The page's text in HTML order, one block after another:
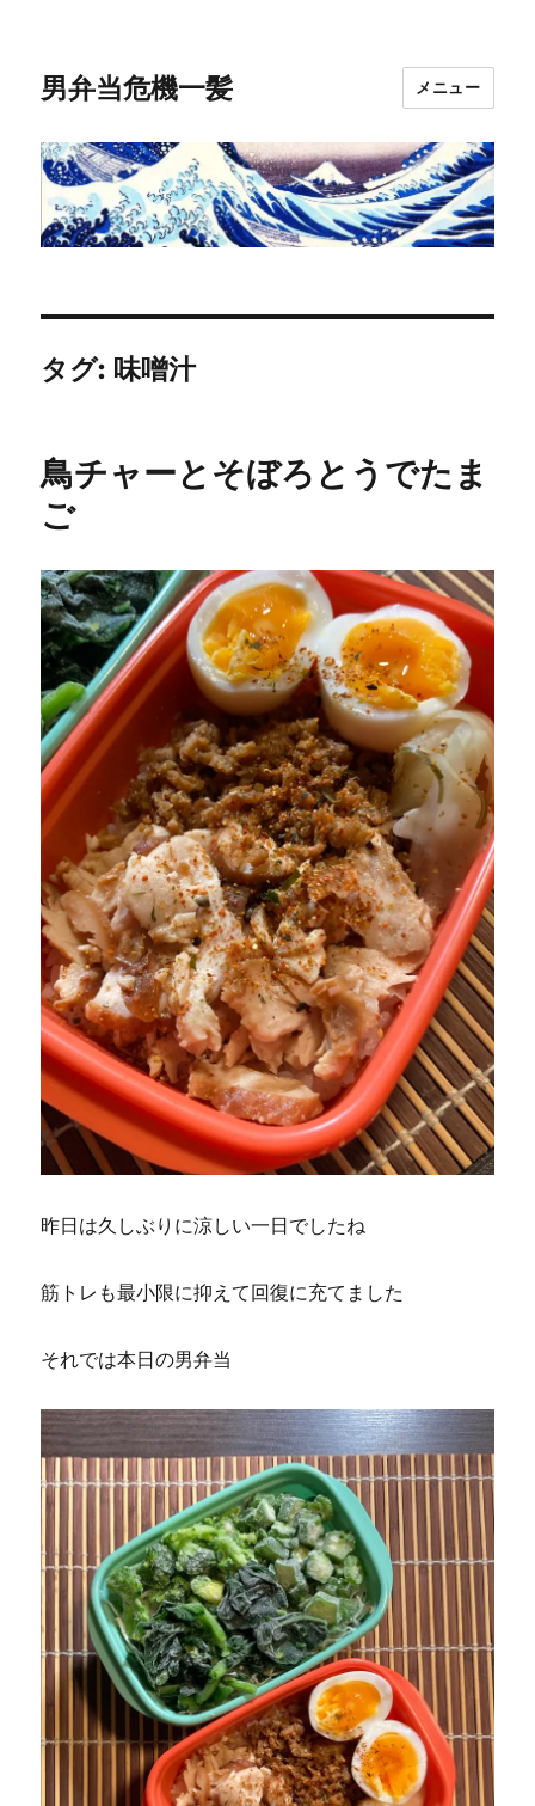
男弁当危機一髪 メニュー
タグ: 味噌汁
鳥チャーとそぼろとうでたま
ご
昨日は久しぶりに涼しい一日でしたね
筋トレも最小限に抑えて回復に充てました
それでは本日の男弁当